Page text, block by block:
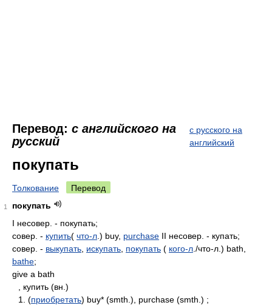
Перевод: с английского на
русский
с русского на
английский
покупать
Толкование Перевод
1
покупать
I несовер. - покупать;
совер. - купить( что-л .) buy, purchase II несовер. - купать;
совер. - выкупать искупать покупать ( кого-л ./что-л.) bath,
bathe;
give a bath
, купить (вн.)
1. (приобретать) buy* (smth.), purchase (smth.) ;